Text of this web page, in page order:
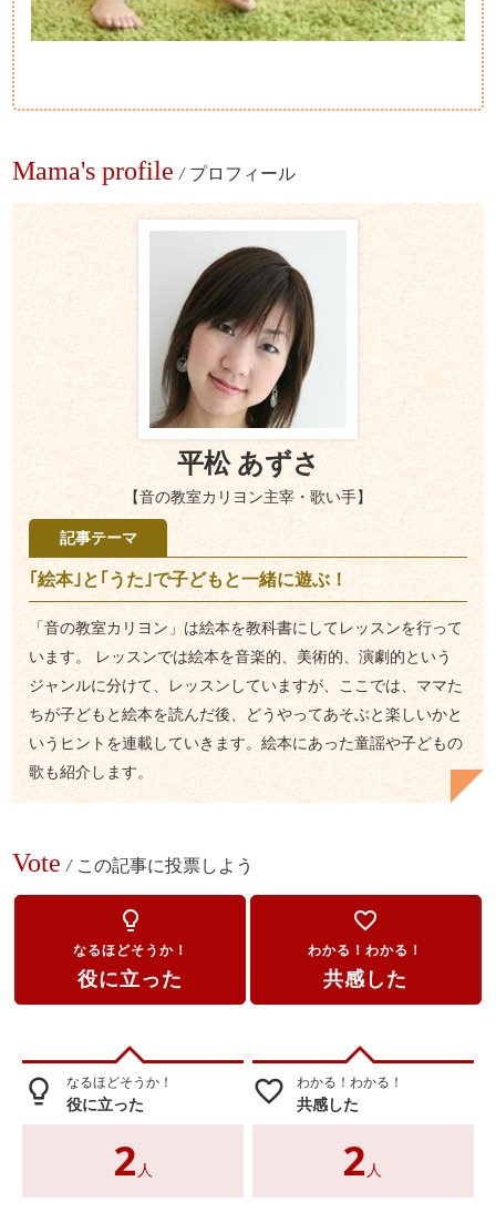
Mama's profile / プロフィール
平松 あずさ
【音の教室カリヨン主宰・歌い手】
記事テーマ
｢絵本｣と｢うた｣で子どもと一緒に遊ぶ！
「音の教室カリヨン」は絵本を教科書にしてレッスンを行って
います。 レッスンでは絵本を音楽的、美術的、演劇的という
ジャンルに分けて、レッスンしていますが、ここでは、ママた
ちが子どもと絵本を読んだ後、どうやってあそぶと楽しいかと
いうヒントを連載していきます。絵本にあった童謡や子どもの
歌も紹介します。
Vote / この記事に投票しよう
lightbulb_outline
なるほどそうか！
役に立った
favorite_border
わかる！わかる！
共感した
lightbulb_outline なるほどそうか！
役に立った
2 人
favorite_border わかる！わかる！
共感した
2 人